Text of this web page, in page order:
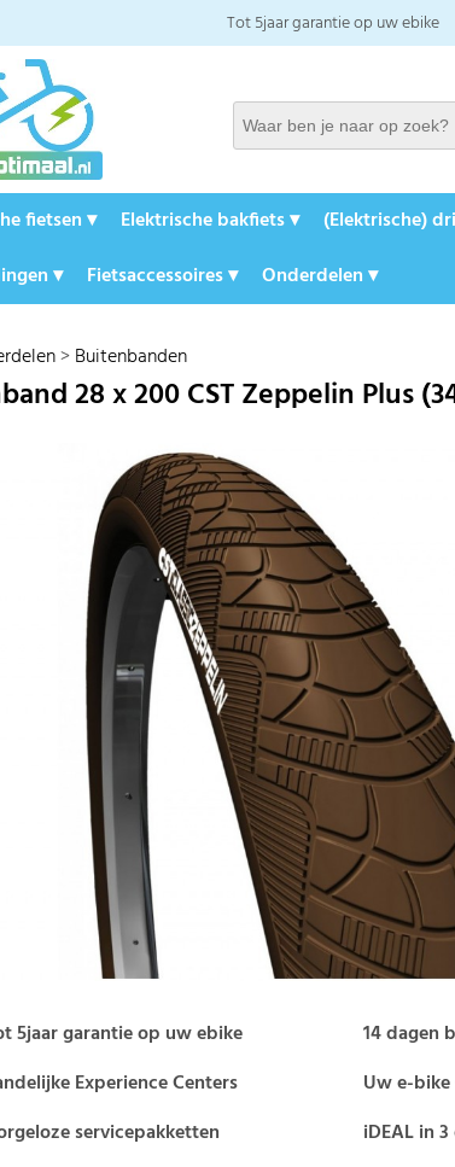
Tot 5jaar garantie op uw ebike
fietsen ▾ Elektrische bakfiets ▾ (Elektrische)
▾
Fietsaccessoires ▾ Onderdelen ▾
>Buitenbanden
28 x 200 CST Zeppelin Plus
5jaar garantie op uw ebike
Experience Centers
servicepakketten
14 dagen
Uw e-bike
iDEAL in